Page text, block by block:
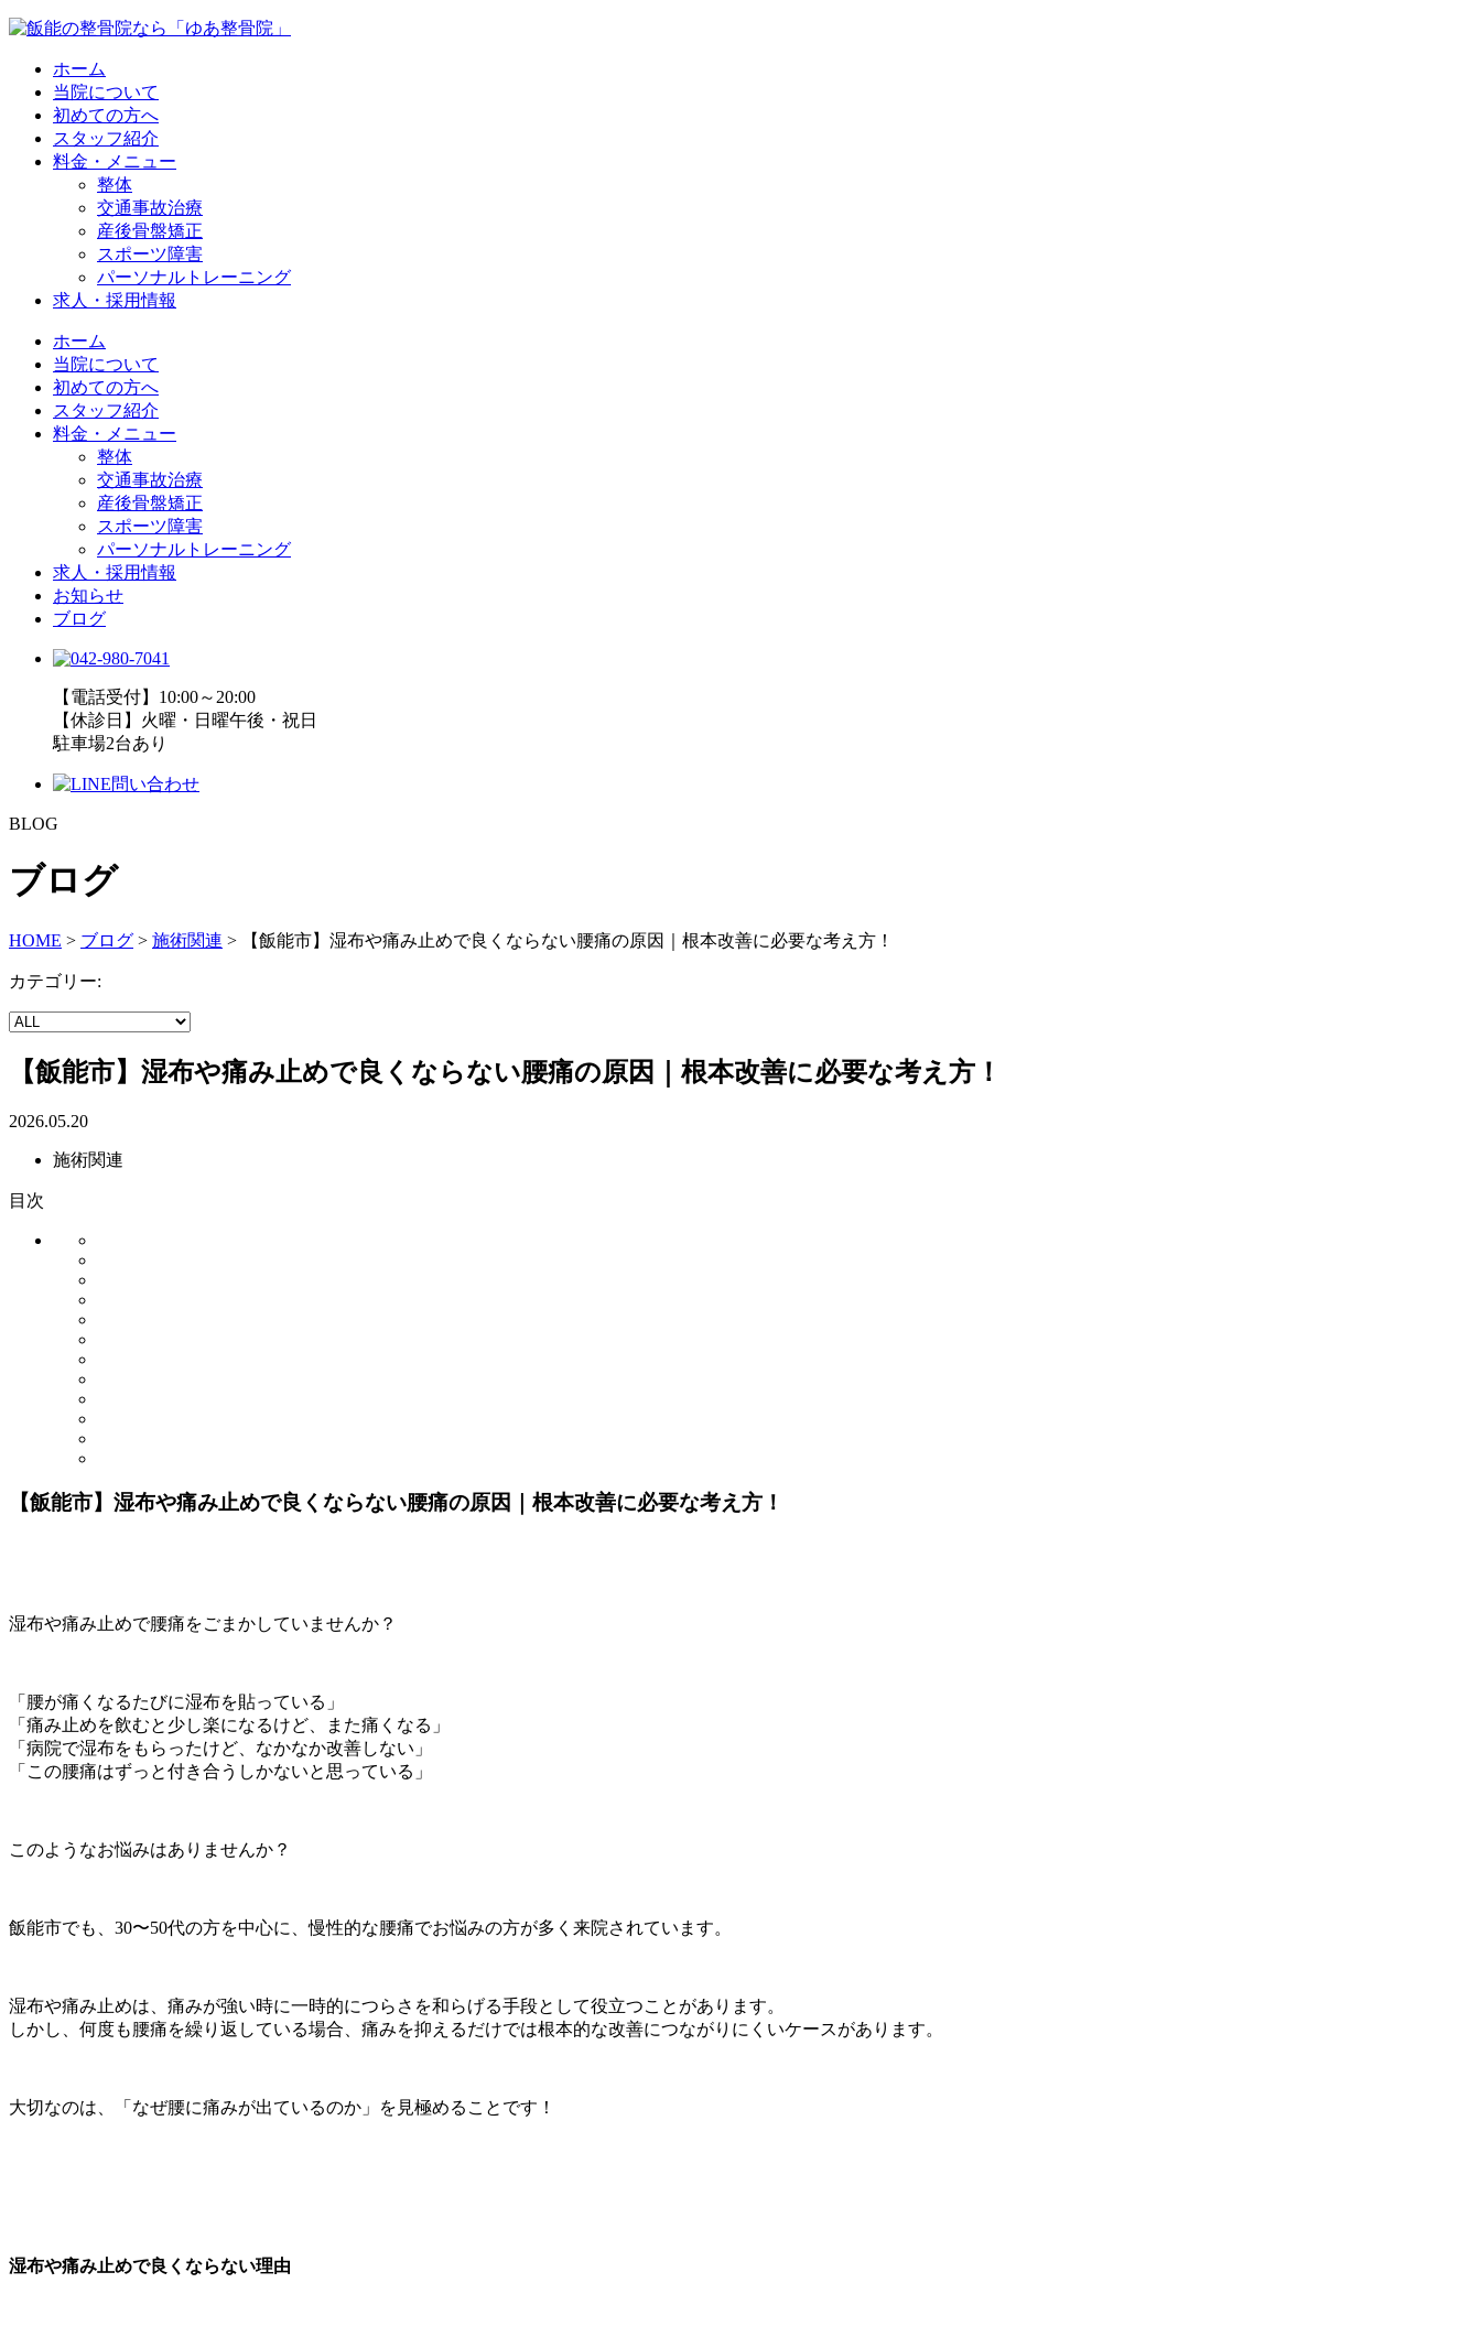
ホーム
当院について
初めての方へ
スタッフ紹介
料金・メニュー
整体
交通事故治療
産後骨盤矯正
スポーツ障害
パーソナルトレーニング
求人・採用情報
ホーム
当院について
初めての方へ
スタッフ紹介
料金・メニュー
整体
交通事故治療
産後骨盤矯正
スポーツ障害
パーソナルトレーニング
求人・採用情報
お知らせ
ブログ
【電話受付】10:00～20:00
【休診日】火曜・日曜午後・祝日
駐車場2台あり
BLOG
ブログ
HOME > ブログ > 施術関連 > 【飯能市】湿布や痛み止めで良くならない腰痛の原因｜根本改善に必要な考え方！
カテゴリー:
【飯能市】湿布や痛み止めで良くならない腰痛の原因｜根本改善に必要な考え方！
2026.05.20
施術関連
目次
【飯能市】湿布や痛み止めで良くならない腰痛の原因｜根本改善に必要な考え方！
湿布や痛み止めで腰痛をごまかしていませんか？
「腰が痛くなるたびに湿布を貼っている」
「痛み止めを飲むと少し楽になるけど、また痛くなる」
「病院で湿布をもらったけど、なかなか改善しない」
「この腰痛はずっと付き合うしかないと思っている」
このようなお悩みはありませんか？
飯能市でも、30〜50代の方を中心に、慢性的な腰痛でお悩みの方が多く来院されています。
湿布や痛み止めは、痛みが強い時に一時的につらさを和らげる手段として役立つことがあります。
しかし、何度も腰痛を繰り返している場合、痛みを抑えるだけでは根本的な改善につながりにくいケースがあります。
大切なのは、「なぜ腰に痛みが出ているのか」を見極めることです！
湿布や痛み止めで良くならない理由